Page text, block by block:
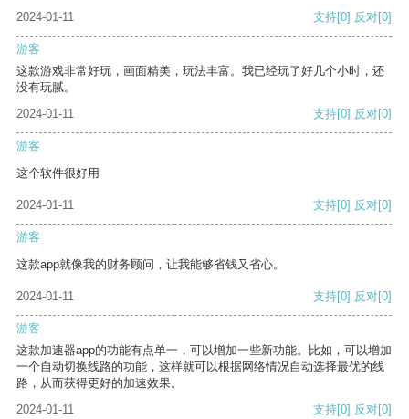
2024-01-11
支持[0] 反对[0]
游客
这款游戏非常好玩，画面精美，玩法丰富。我已经玩了好几个小时，还
没有玩腻。
2024-01-11
支持[0] 反对[0]
游客
这个软件很好用
2024-01-11 支持[0] 反对[0]
游客
这款app就像我的财务顾问，让我能够省钱又省心。
2024-01-11 支持[0] 反对[0]
游客
这款加速器app的功能有点单一，可以增加一些新功能。比如，可以增加
一个自动切换线路的功能，这样就可以根据网络情况自动选择最优的线
路，从而获得更好的加速效果。
2024-01-11
支持[0] 反对[0]